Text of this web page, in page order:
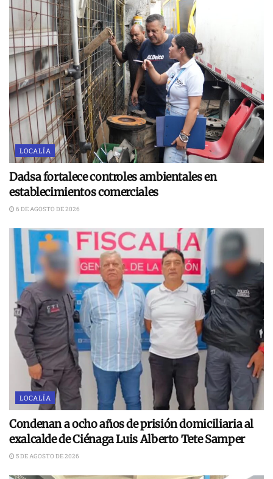
LOCALÍA
Dadsa fortalece controles ambientales en
establecimientos comerciales
6 DE AGOSTO DE 2026
LOCALÍA
Condenan a ocho años de prisión domiciliaria al
exalcalde de Ciénaga Luis Alberto Tete Samper
5 DE AGOSTO DE 2026